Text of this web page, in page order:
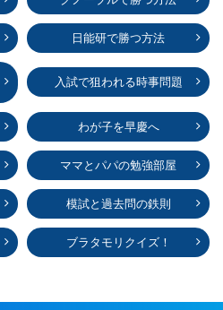
日能研で勝つ方法
入試で狙われる時事問題
わが子を早慶へ
ママとパパの勉強部屋
模試と過去問の鉄則
ブラタモリクイズ！